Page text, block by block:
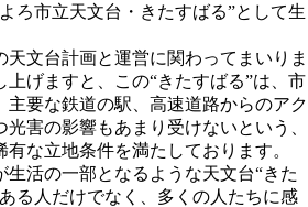
ろ市立天文台・きたすばる”として生
文台計画と運営に関わってまいりま
上げますと、この“きたすばる”は、市
主要な鉄道の駅、高速道路からのアク
害の影響もあまり受けないという、
な立地条件を満たしております。
活の一部となるような天文台“きた
る人だけでなく、多くの人たちに感